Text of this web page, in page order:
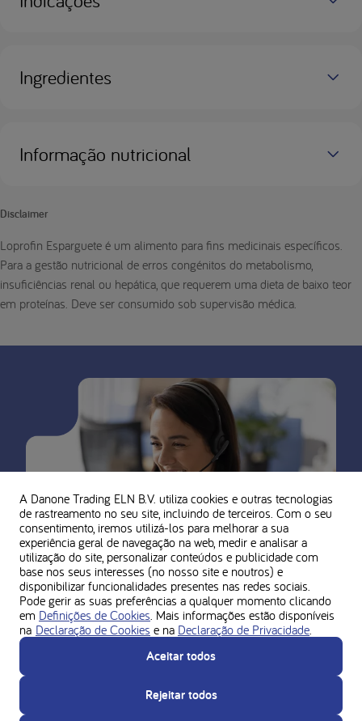
Ingredientes
Informação nutricional
Disclaimer
Loprofin Esparguete é um alimento para fins medicinais específicos.
Para a gestão nutricional de erros congénitos do metabolismo,
insuficiências renal ou hepática, que requerem uma dieta de baixo teor
em proteínas. Deve ser consumido sob supervisão médica.
Contacte-nos se tiver alguma
dúvida
Entre em contacto com os nossos especialistas através do
A Danone Trading ELN B.V. utiliza cookies e outras tecnologias
de rastreamento no seu site, incluindo de terceiros. Com o seu
consentimento, iremos utilizá-los para melhorar a sua
experiência geral de navegação na web, medir e analisar a
utilização do site, personalizar conteúdos e publicidade com
base nos seus interesses (no nosso site e noutros) e
disponibilizar funcionalidades presentes nas redes sociais.
Pode gerir as suas preferências a qualquer momento clicando
em Definições de Cookies . Mais informações estão disponíveis
na Declaração de Cookies e na Declaração de Privacidade
Aceitar todos
Rejeitar todos